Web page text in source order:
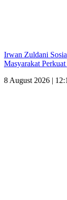
Irwan Zuldani
Masyarakat
8 August 2026 |